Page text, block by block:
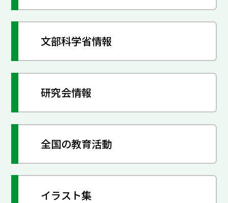
文部科学省情報
研究会情報
全国の教育活動
イラスト集